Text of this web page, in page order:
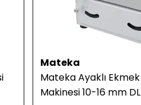
Mateka
Mateka Ayaklı
Makinesi 10-16 mm